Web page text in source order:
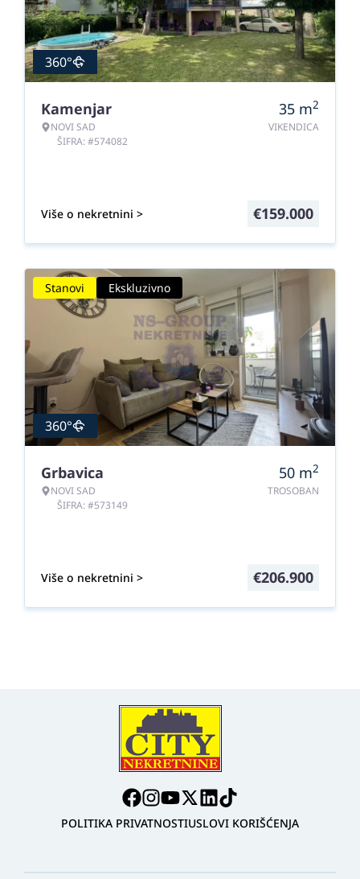
360°
Kamenjar
NOVI SAD
ŠIFRA: #574082
35 m2
VIKENDICA
Više o nekretnini > €159.000
Stanovi Ekskluzivno
360°
Grbavica
NOVI SAD
ŠIFRA: #573149
50 m2
TROSOBAN
Više o nekretnini > €206.900
POLITIKA PRIVATNOSTIUSLOVI KORIŠĆENJA